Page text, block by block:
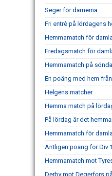
Seger för damerna
Fri entrè på lördagens
Hemmamatch för
Fredagsmatch för
Hemmamatch på
En poäng med hem
Helgens matcher
Hemma match på
På lördag är det
Hemmamatch för
Äntligen poäng för Div
Hemmamatch mot
Derby mot Degerfors